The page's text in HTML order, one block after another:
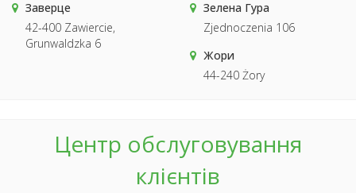
Заверце
42-400 Zawiercie,
Grunwaldzka 6
Зелена Гура
Zjednoczenia 106
Жори
44-240 Żory
Центр обслуговування
клієнтів